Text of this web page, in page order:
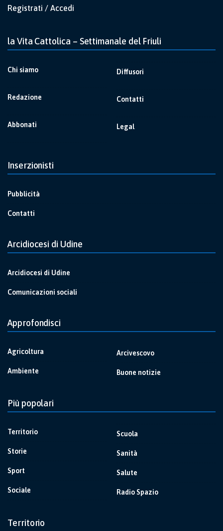
Registrati / Accedi
la Vita Cattolica – Settimanale del Friuli
Chi siamo
Redazione
Abbonati
Diffusori
Contatti
Legal
Inserzionisti
Pubblicità
Contatti
Arcidiocesi di Udine
Arcidiocesi di Udine
Comunicazioni sociali
Approfondisci
Agricoltura
Ambiente
Arcivescovo
Buone notizie
Più popolari
Territorio
Storie
Sport
Sociale
Scuola
Sanità
Salute
Radio Spazio
Territorio